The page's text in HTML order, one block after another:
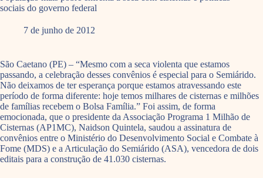
sociais do governo federal
7 de junho de 2012
São Caetano (PE) – “Mesmo com a seca violenta que estamos
passando, a celebração desses convênios é especial para o Semiárido.
Não deixamos de ter esperança porque estamos atravessando este
período de forma diferente: hoje temos milhares de cisternas e milhões
de famílias recebem o Bolsa Família.” Foi assim, de forma
emocionada, que o presidente da Associação Programa 1 Milhão de
Cisternas (AP1MC), Naidson Quintela, saudou a assinatura de
convênios entre o Ministério do Desenvolvimento Social e Combate à
Fome (MDS) e a Articulação do Semiárido (ASA), vencedora de dois
editais para a construção de 41.030 cisternas.